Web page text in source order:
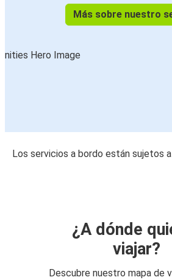
Más sobre nuestro
Los servicios a bordo están sujetos
¿A dónde
viajar?
Descubre nuestro mapa de